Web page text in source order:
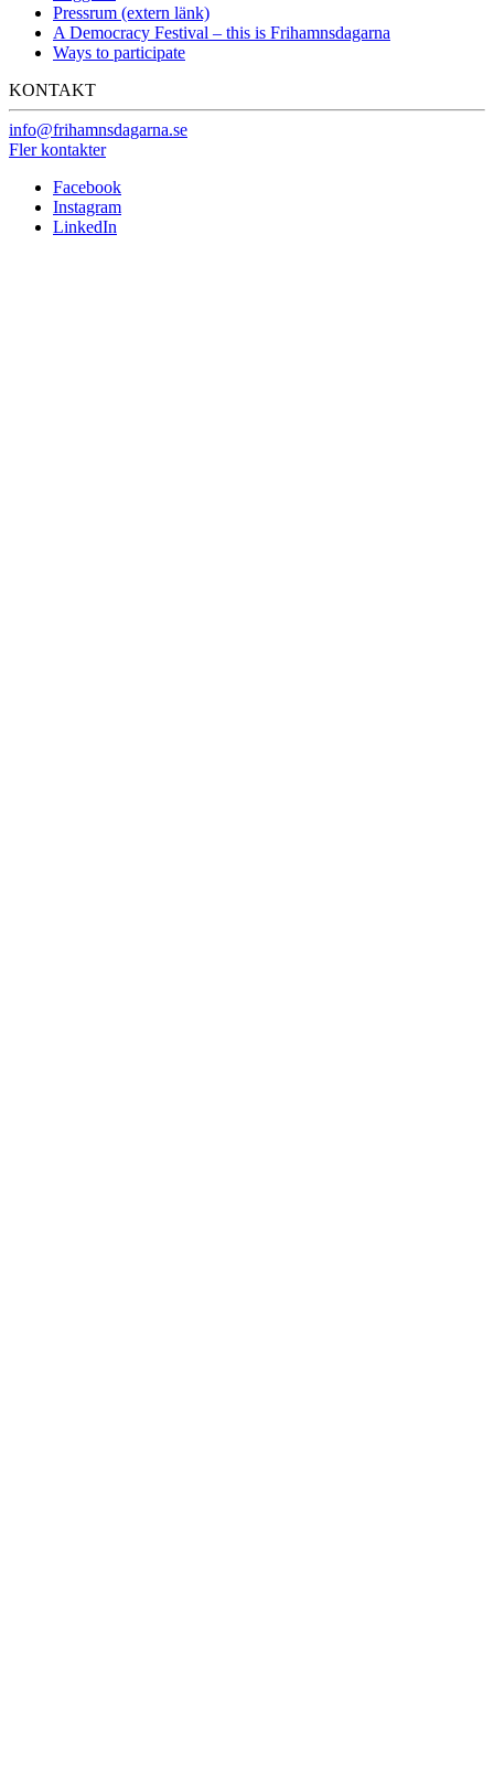
Pressrum (extern länk)
A Democracy Festival – this is Frihamnsdagarna
Ways to participate
KONTAKT
info@frihamnsdagarna.se
Fler kontakter
Facebook
Instagram
LinkedIn